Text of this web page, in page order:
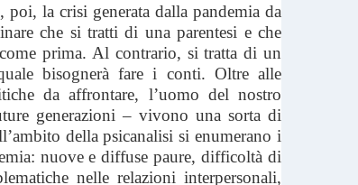
la crisi generata dalla pandemia da
che si tratti di una parentesi e che
prima. Al contrario, si tratta di un
bisognerà fare i conti. Oltre alle
da affrontare, l’uomo del nostro
generazioni – vivono una sorta di
della psicanalisi si enumerano i
nuove e diffuse paure, difficoltà di
nelle relazioni interpersonali,